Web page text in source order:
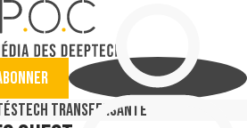
Tech TransferSanté